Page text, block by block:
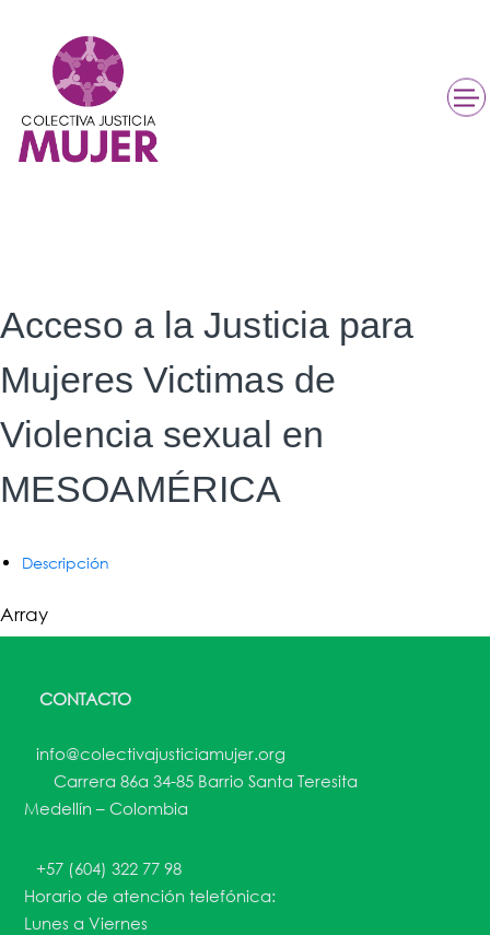
Acceso a la Justicia para
Mujeres Victimas de
Violencia sexual en
MESOAMÉRICA
Descripción
Array
CONTACTO
info@colectivajusticiamujer.org
Carrera 86a 34-85 Barrio Santa Teresita
Medellín – Colombia
+57 (604) 322 77 98
Horario de atención telefónica:
Lunes a Viernes